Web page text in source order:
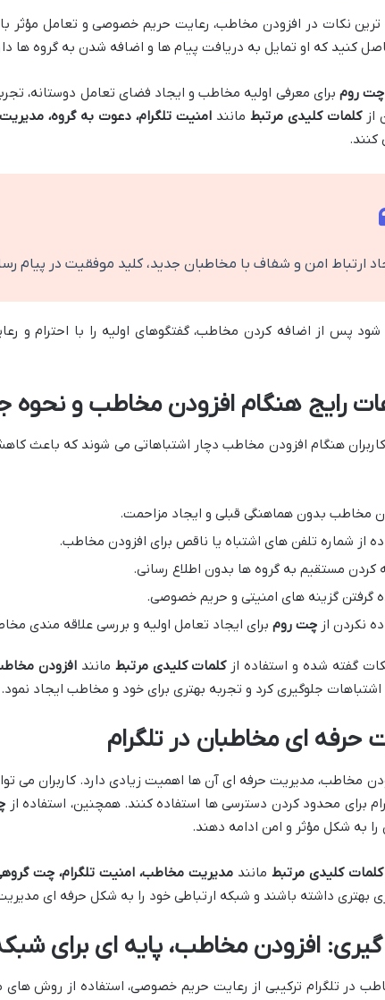
ترین نکات در افزودن مخاطب، رعایت حریم خصوصی و تعامل مؤثر
کنید که او تمایل به دریافت پیام ها و اضافه شدن به گروه ها
چت رومبرای معرفی اولیه مخاطب و ایجاد فضای تعامل دوستانه،
ازکلمات کلیدی مرتبط مانندامنیت تلگرام، دعوت به گروه،
کنند.
ارتباط امن و شفاف با مخاطبان جدید، کلید موفقیت در پیام
پس از اضافه کردن مخاطب، گفتگوهای اولیه را با احترام و
رایج هنگام افزودن مخاطب و نحوه
هنگام افزودن مخاطب دچار اشتباهاتی می شوند که باعث
مخاطب بدون هماهنگی قبلی و ایجاد مزاحمت.
از شماره تلفن های اشتباه یا ناقص برای افزودن مخاطب.
کردن مستقیم به گروه ها بدون اطلاع رسانی.
گرفتن گزینه های امنیتی و حریم خصوصی.
نکردن ازچت روم برای ایجاد تعامل اولیه و بررسی علاقه مندی
گفته شده و استفاده ازکلمات کلیدی مرتبط مانندافزودن
اشتباهات جلوگیری کرد و تجربه بهتری برای خود و مخاطب ایجاد نمود.
حرفه ای مخاطبان در تلگرام
مخاطب، مدیریت حرفه ای آن ها اهمیت زیادی دارد. کاربران می
برای محدود کردن دسترسی ها استفاده کنند. همچنین، استفاده از
را به شکل مؤثر و امن ادامه دهند.
کلمات کلیدی مرتبط مانندمدیریت مخاطب، امنیت تلگرام، چت
بهتری داشته باشند و شبکه ارتباطی خود را به شکل حرفه ای
افزودن مخاطب، پایه ای برای
در تلگرام ترکیبی از رعایت حریم خصوصی، استفاده از روش های